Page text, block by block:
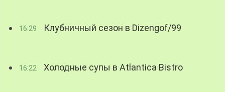
16:29 Клубничный сезон в Dizengof/99
16:22 Холодные супы в Atlantica Bistro